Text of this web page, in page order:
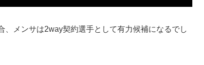
メンサは2way契約選手として有力候補になるでし